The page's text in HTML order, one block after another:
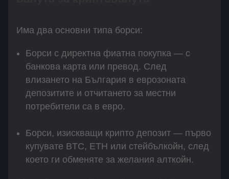
Има два основни типа борси:
Борси с директна фиатна покупка — с
банкова карта или превод. След
влизането на България в еврозоната
депозитите и отчитането за местни
потребители са в евро.
Борси, изискващи крипто депозит — първо
купувате BTC, ETH или стейбълкойн, след
което ги обменяте за желания алткойн.